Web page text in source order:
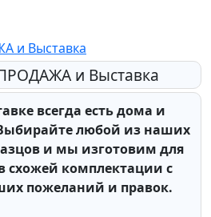
и Выставка
и Выставка
всегда есть дома и
любой из наших
и мы изготовим для
схожей комплектации с
пожеланий и правок.